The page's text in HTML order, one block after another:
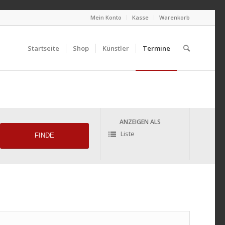
Mein Konto Kasse Warenkorb
Startseite Shop Künstler Termine
ANZEIGEN ALS
Liste